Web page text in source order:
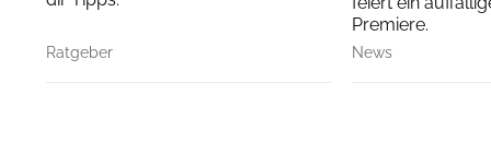
Ratgeber
Premiere.
News